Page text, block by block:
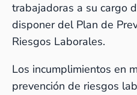
trabajadoras a su cargo
disponer del Plan de
Riesgos Laborales.
Los incumplimientos en
prevención de riesgos